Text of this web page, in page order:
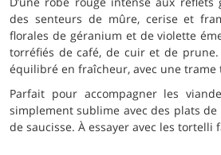
des senteurs de mûre, cerise et
florales de géranium et de violette
torréfiés de café, de cuir et de
équilibré en fraîcheur, avec une trame
Parfait pour accompagner les
simplement sublime avec des plats de
de saucisse. À essayer avec les tortelli